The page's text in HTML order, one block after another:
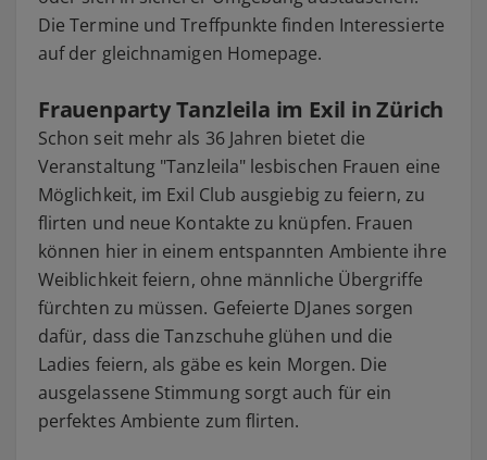
Die Termine und Treffpunkte finden Interessierte
auf der gleichnamigen Homepage.
Frauenparty Tanzleila im Exil in Zürich
Schon seit mehr als 36 Jahren bietet die
Veranstaltung "Tanzleila" lesbischen Frauen eine
Möglichkeit, im Exil Club ausgiebig zu feiern, zu
flirten und neue Kontakte zu knüpfen. Frauen
können hier in einem entspannten Ambiente ihre
Weiblichkeit feiern, ohne männliche Übergriffe
fürchten zu müssen. Gefeierte DJanes sorgen
dafür, dass die Tanzschuhe glühen und die
Ladies feiern, als gäbe es kein Morgen. Die
ausgelassene Stimmung sorgt auch für ein
perfektes Ambiente zum flirten.